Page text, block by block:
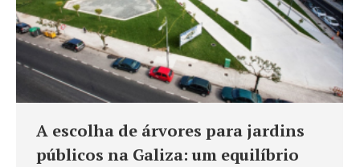
A escolha de árvores para jardins
públicos na Galiza: um equilíbrio